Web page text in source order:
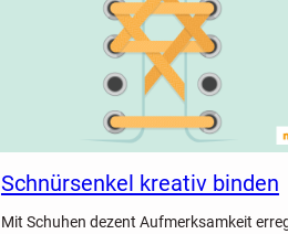
Schnürsenkel kreativ binden
Mit Schuhen dezent Aufmerksamkeit